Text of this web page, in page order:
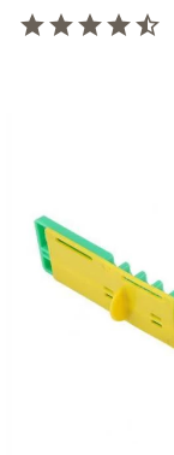
starstarstarstarstar_half